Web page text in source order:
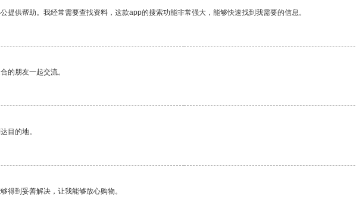
提供帮助。我经常需要查找资料，这款app的搜索功能非常强大，能够快速找到我需要的信息。
的朋友一起交流。
目的地。
得到妥善解决，让我能够放心购物。